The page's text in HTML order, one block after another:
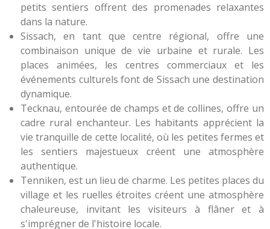
petits sentiers offrent des promenades relaxantes
dans la nature.
Sissach, en tant que centre régional, offre une
combinaison unique de vie urbaine et rurale. Les
places animées, les centres commerciaux et les
événements culturels font de Sissach une destination
dynamique.
Tecknau, entourée de champs et de collines, offre un
cadre rural enchanteur. Les habitants apprécient la
vie tranquille de cette localité, où les petites fermes et
les sentiers majestueux créent une atmosphère
authentique.
Tenniken, est un lieu de charme. Les petites places du
village et les ruelles étroites créent une atmosphère
chaleureuse, invitant les visiteurs à flâner et à
s'imprégner de l'histoire locale.